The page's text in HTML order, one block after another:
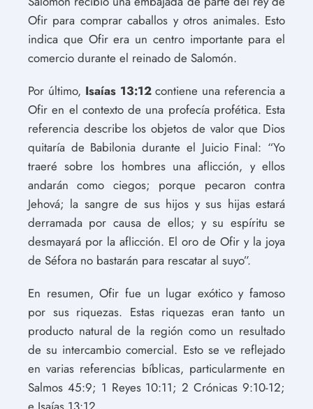
Ofir para comprar caballos y otros animales. Esto
indica que Ofir era un centro importante para el
comercio durante el reinado de Salomón.
Por último, Isaías 13:12contiene una referencia a
Ofir en el contexto de una profecía profética. Esta
referencia describe los objetos de valor que Dios
quitaría de Babilonia durante el Juicio Final: “Yo
traeré sobre los hombres una aflicción, y ellos
andarán como ciegos; porque pecaron contra
Jehová; la sangre de sus hijos y sus hijas estará
derramada por causa de ellos; y su espíritu se
desmayará por la aflicción. El oro de Ofir y la joya
de Séfora no bastarán para rescatar al suyo”.
En resumen, Ofir fue un lugar exótico y famoso
por sus riquezas. Estas riquezas eran tanto un
producto natural de la región como un resultado
de su intercambio comercial. Esto se ve reflejado
en varias referencias bíblicas, particularmente en
Salmos 45:9; 1 Reyes 10:11; 2 Crónicas 9:10-12;